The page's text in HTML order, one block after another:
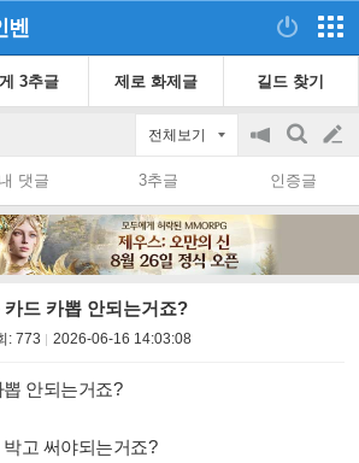
벤
3추글 제로 화제글 길드 찾기
전체보기
공
on/off
검
색
글
쓰
내 댓글 3추글 인증글
카드 카뽑 안되는거죠?
: 773 2026-06-16 14:03:08
안되는거죠?
고 써야되는거죠?